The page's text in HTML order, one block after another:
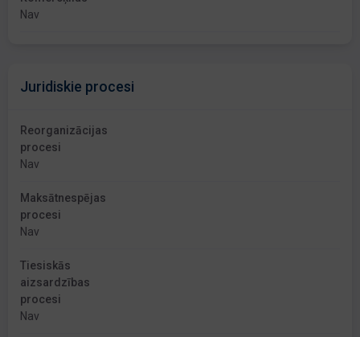
Nav
Juridiskie procesi
Reorganizācijas
procesi
Nav
Maksātnespējas
procesi
Nav
Tiesiskās
aizsardzības
procesi
Nav